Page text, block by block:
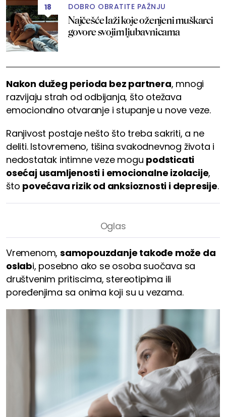
18 DOBRO OBRATITE PAŽNJU
Najčešće laži koje oženjeni muškarci
govore svojim ljubavnicama
Nakon dužeg perioda bez partnera, mnogi
razvijaju strah od odbijanja, što otežava
emocionalno otvaranje i stupanje u nove veze.
Ranjivost postaje nešto što treba sakriti, a ne
deliti. Istovremeno, tišina svakodnevnog života i
nedostatak intimne veze mogu podsticati
osećaj usamljenosti i emocionalne izolacije,
što povećava rizik od anksioznosti i depresije.
Vremenom, samopouzdanje takođe može da
oslabi, posebno ako se osoba suočava sa
društvenim pritiscima, stereotipima ili
poređenjima sa onima koji su u vezama.